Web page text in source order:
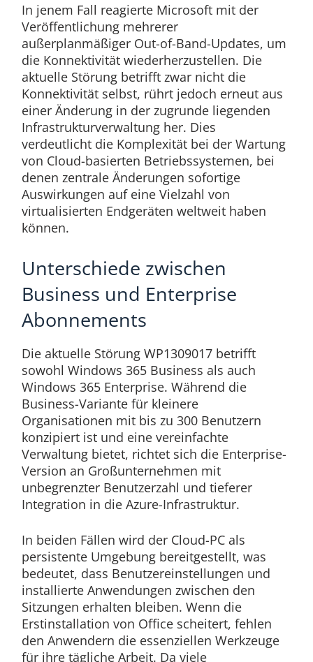
In jenem Fall reagierte Microsoft mit der
Veröffentlichung mehrerer
außerplanmäßiger Out-of-Band-Updates, um
die Konnektivität wiederherzustellen. Die
aktuelle Störung betrifft zwar nicht die
Konnektivität selbst, rührt jedoch erneut aus
einer Änderung in der zugrunde liegenden
Infrastrukturverwaltung her. Dies
verdeutlicht die Komplexität bei der Wartung
von Cloud-basierten Betriebssystemen, bei
denen zentrale Änderungen sofortige
Auswirkungen auf eine Vielzahl von
virtualisierten Endgeräten weltweit haben
können.
Unterschiede zwischen
Business und Enterprise
Abonnements
Die aktuelle Störung WP1309017 betrifft
sowohl Windows 365 Business als auch
Windows 365 Enterprise. Während die
Business-Variante für kleinere
Organisationen mit bis zu 300 Benutzern
konzipiert ist und eine vereinfachte
Verwaltung bietet, richtet sich die Enterprise-
Version an Großunternehmen mit
unbegrenzter Benutzerzahl und tieferer
Integration in die Azure-Infrastruktur.
In beiden Fällen wird der Cloud-PC als
persistente Umgebung bereitgestellt, was
bedeutet, dass Benutzereinstellungen und
installierte Anwendungen zwischen den
Sitzungen erhalten bleiben. Wenn die
Erstinstallation von Office scheitert, fehlen
den Anwendern die essenziellen Werkzeuge
für ihre tägliche Arbeit. Da viele